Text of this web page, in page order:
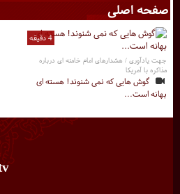
صفحه اصلی
4 دقیقه
جهت یادآوری / هشدارهای امام خامنه ای درباره
مذاکره با آمریکا
گوش هایی که نمی شنوند! هسته ای
بهانه است...